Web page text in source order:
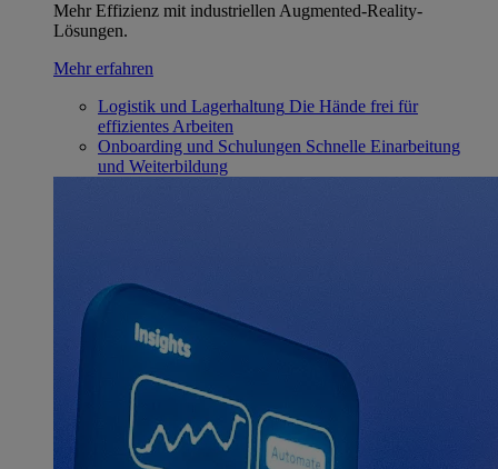
Mehr Effizienz mit industriellen Augmented-Reality-
Lösungen.
Mehr erfahren
Logistik und Lagerhaltung Die Hände frei für
effizientes Arbeiten
Onboarding und Schulungen Schnelle Einarbeitung
und Weiterbildung